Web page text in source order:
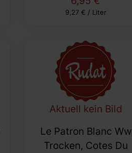
9,27 € / Liter
Aktuell kein Bild
Le Patron Blanc Ww
Trocken, Cotes Du